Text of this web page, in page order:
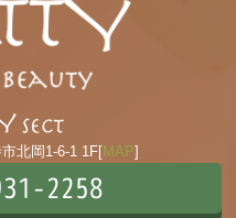
北岡1-6-1 1F[MAP]
2258